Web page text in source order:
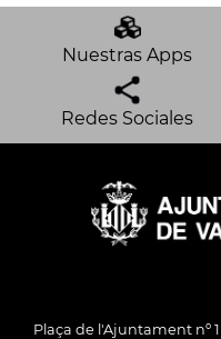
Nuestras Apps
Redes Sociales
Plaça de l'Ajuntament nº 1